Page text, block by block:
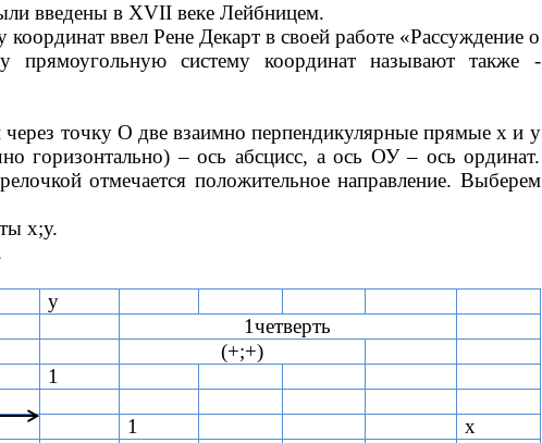
введены в XVIIвеке Лейбницем.
ввел Рене Декарт в своей работе «Рассуждение о
прямоугольную систему координат называют также -
через точку О две взаимно перпендикулярные прямые х и у
горизонтально) – ось абсцисс, а ось ОУ – ось ординат.
отмечается положительное направление. Выберем
х;у.
у
1четверть
(+;+)
1
1 х